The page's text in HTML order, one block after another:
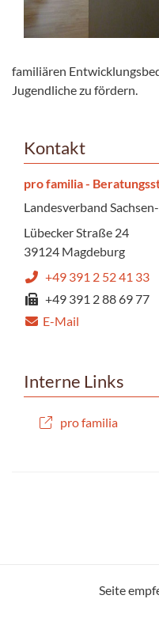
familiären
Jugendliche zu fördern.
Kontakt
pro familia -
Landesverband
Lübecker Straße 24
39124 Magdeburg
+49 391 2 52 41 33
+49 391 2 88 69 77
E-Mail
Interne Links
pro familia
Seite